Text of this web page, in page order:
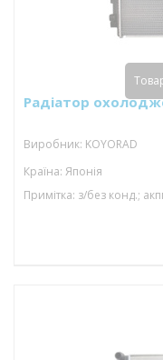
Радіатор
Виробник: KOYORAD
Країна: Японія